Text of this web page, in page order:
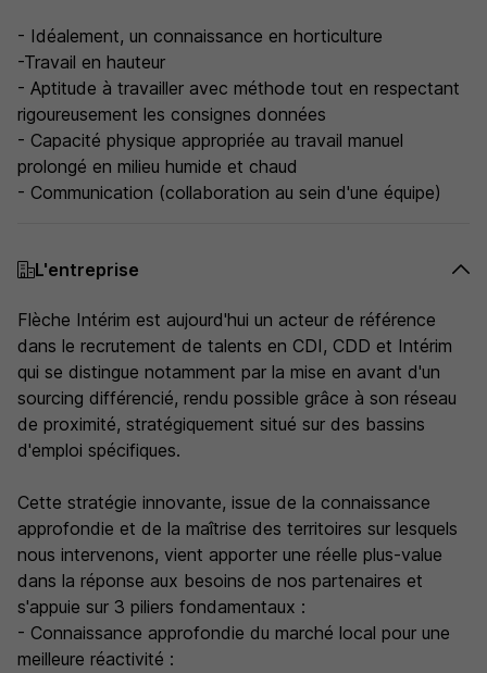
- Idéalement, un connaissance en horticulture
-Travail en hauteur
- Aptitude à travailler avec méthode tout en respectant
rigoureusement les consignes données
- Capacité physique appropriée au travail manuel
prolongé en milieu humide et chaud
- Communication (collaboration au sein d'une équipe)
L'entreprise
Flèche Intérim est aujourd'hui un acteur de référence
dans le recrutement de talents en CDI, CDD et Intérim
qui se distingue notamment par la mise en avant d'un
sourcing différencié, rendu possible grâce à son réseau
de proximité, stratégiquement situé sur des bassins
d'emploi spécifiques.
Cette stratégie innovante, issue de la connaissance
approfondie et de la maîtrise des territoires sur lesquels
nous intervenons, vient apporter une réelle plus-value
dans la réponse aux besoins de nos partenaires et
s'appuie sur 3 piliers fondamentaux :
- Connaissance approfondie du marché local pour une
meilleure réactivité :